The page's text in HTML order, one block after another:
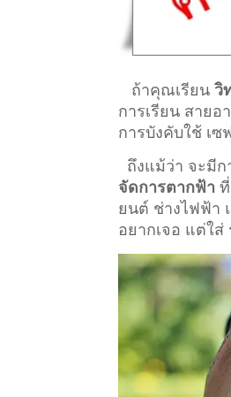
ถ้าคุณเรียนวิ
การเรียน สาย
การบังคับใช้ เซ
ถึงแม้ว่า จะมี
จัดการตากฟ้า
ยนต์ ช่างไฟฟ้า
อยากเจอ แต่ใส่